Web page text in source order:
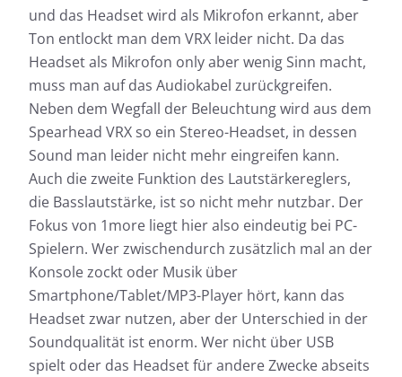
und das Headset wird als Mikrofon erkannt, aber
Ton entlockt man dem VRX leider nicht. Da das
Headset als Mikrofon only aber wenig Sinn macht,
muss man auf das Audiokabel zurückgreifen.
Neben dem Wegfall der Beleuchtung wird aus dem
Spearhead VRX so ein Stereo-Headset, in dessen
Sound man leider nicht mehr eingreifen kann.
Auch die zweite Funktion des Lautstärkereglers,
die Basslautstärke, ist so nicht mehr nutzbar. Der
Fokus von 1more liegt hier also eindeutig bei PC-
Spielern. Wer zwischendurch zusätzlich mal an der
Konsole zockt oder Musik über
Smartphone/Tablet/MP3-Player hört, kann das
Headset zwar nutzen, aber der Unterschied in der
Soundqualität ist enorm. Wer nicht über USB
spielt oder das Headset für andere Zwecke abseits